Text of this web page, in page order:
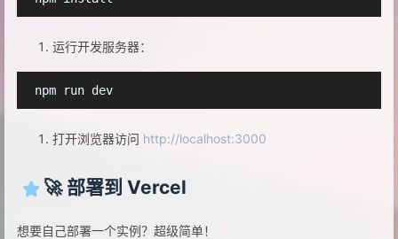
运行开发服务器：
打开浏览器访问 http://localhost:3000
🚀 部署到 Vercel
想要自己部署一个实例？超级简单！